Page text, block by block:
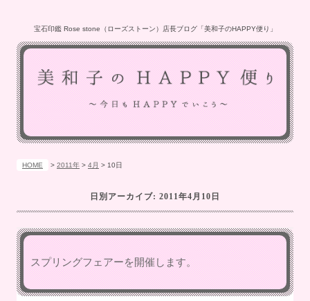
宝石印鑑 Rose stone（ローズストーン）店長ブログ「美和子のHAPPY便り」
HOME > 2011年 > 4月 > 10日
日別アーカイブ: 2011年4月10日
スプリングフェアーを開催します。